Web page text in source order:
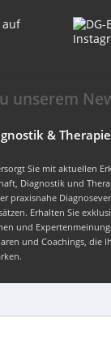
unserem
&
Sie mit aktuellen
Diagnostik und
praxisnahe
Erhalten Sie
und
und Coachings, die